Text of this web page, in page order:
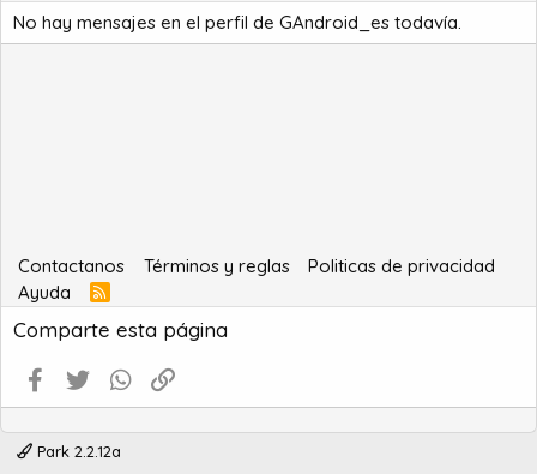
No hay mensajes en el perfil de GAndroid_es todavía.
Contactanos Términos y reglas
Politicas de privacidad
Ayuda
R
S
S
Comparte esta página
Facebook
Twitter WhatsApp
Park 2.2.12a